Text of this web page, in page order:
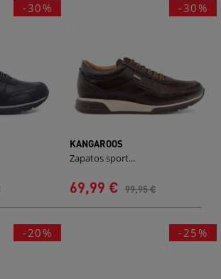
-30% -30%
KANGAROOS
Zapatos sport...
69,99 € 99,95 €
-20% -25%